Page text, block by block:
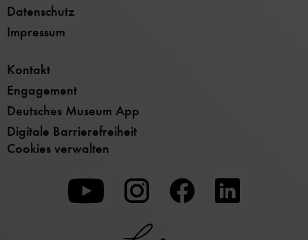
Datenschutz
Impressum
Kontakt
Engagement
Deutsches Museum App
Digitale Barrierefreiheit
Cookies verwalten
Zu
unserer
Youtube-
Zu
unserer
Instagram-
Zu
unserer